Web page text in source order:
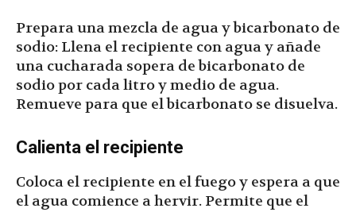
Prepara una mezcla de agua y bicarbonato de
sodio: Llena el recipiente con agua y añade
una cucharada sopera de bicarbonato de
sodio por cada litro y medio de agua.
Remueve para que el bicarbonato se disuelva.
Calienta el recipiente
Coloca el recipiente en el fuego y espera a que
el agua comience a hervir. Permite que el